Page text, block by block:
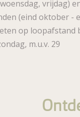
vrijdag)
(eind oktober -
op loopafstand
m.u.v. 29